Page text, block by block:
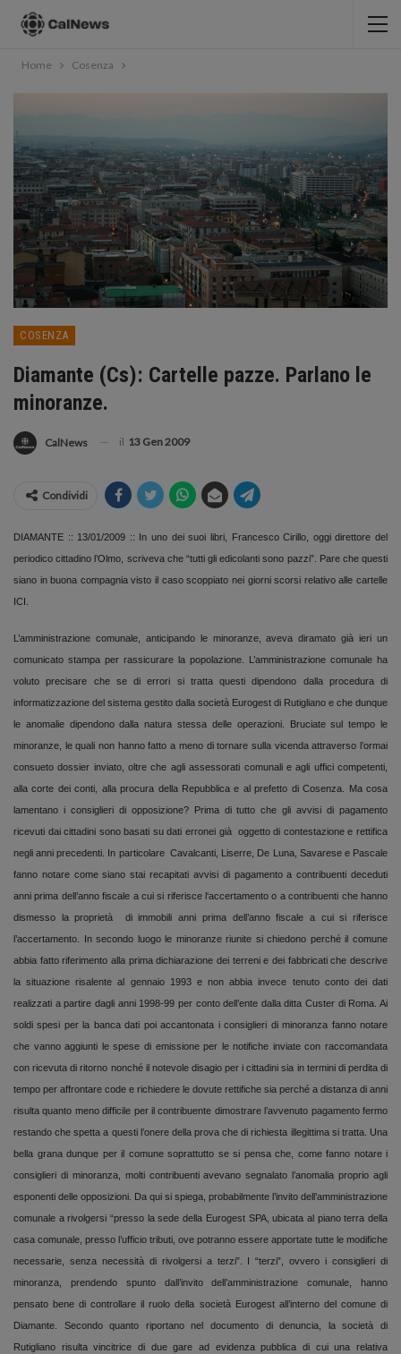
Home Cosenza
COSENZA
Diamante (Cs): Cartelle pazze. Parlano le
minoranze.
CalNews il 13 Gen 2009
Condividi
DIAMANTE :: 13/01/2009 :: In uno dei suoi libri, Francesco Cirillo, oggi direttore del
periodico cittadino l’Olmo, scriveva che “tutti gli edicolanti sono pazzi”. Pare che questi
siano in buona compagnia visto il caso scoppiato nei giorni scorsi relativo alle cartelle
ICI.
L’amministrazione comunale, anticipando le minoranze, aveva diramato già ieri un
comunicato stampa per rassicurare la popolazione. L’amministrazione comunale ha
voluto precisare che se di errori si tratta questi dipendono dalla procedura di
informatizzazione del sistema gestito dalla società Eurogest di Rutigliano e che dunque
le anomalie dipendono dalla natura stessa delle operazioni. Bruciate sul tempo le
minoranze, le quali non hanno fatto a meno di tornare sulla vicenda attraverso l’ormai
consueto dossier inviato, oltre che agli assessorati comunali e agli uffici competenti,
alla corte dei conti, alla procura della Repubblica e al prefetto di Cosenza. Ma cosa
lamentano i consiglieri di opposizione? Prima di tutto che gli avvisi di pagamento
ricevuti dai cittadini sono basati su dati erronei già oggetto di contestazione e rettifica
negli anni precedenti. In particolare Cavalcanti, Liserre, De Luna, Savarese e Pascale
fanno notare come siano stai recapitati avvisi di pagamento a contribuenti deceduti
anni prima dell’anno fiscale a cui si riferisce l‘accertamento o a contribuenti che hanno
dismesso la proprietà di immobili anni prima dell’anno fiscale a cui si riferisce
l’accertamento. In secondo luogo le minoranze riunite si chiedono perché il comune
abbia fatto riferimento alla prima dichiarazione dei terreni e dei fabbricati che descrive
la situazione risalente al gennaio 1993 e non abbia invece tenuto conto dei dati
realizzati a partire dagli anni 1998-99 per conto dell’ente dalla ditta Custer di Roma. Ai
soldi spesi per la banca dati poi accantonata i consiglieri di minoranza fanno notare
che vanno aggiunti le spese di emissione per le notifiche inviate con raccomandata
con ricevuta di ritorno nonché il notevole disagio per i cittadini sia in termini di perdita di
tempo per affrontare code e richiedere le dovute rettifiche sia perché a distanza di anni
risulta quanto meno difficile per il contribuente dimostrare l’avvenuto pagamento fermo
restando che spetta a questi l’onere della prova che di richiesta illegittima si tratta. Una
bella grana dunque per il comune soprattutto se si pensa che, come fanno notare i
consiglieri di minoranza, molti contribuenti avevano segnalato l’anomalia proprio agli
esponenti delle opposizioni. Da qui si spiega, probabilmente l’invito dell’amministrazione
comunale a rivolgersi “presso la sede della Eurogest SPA, ubicata al piano terra della
casa comunale, presso l’ufficio tributi, ove potranno essere apportate tutte le modifiche
necessarie, senza necessità di rivolgersi a terzi”. I “terzi”, ovvero i consiglieri di
minoranza, prendendo spunto dall’invito dell’amministrazione comunale, hanno
pensato bene di controllare il ruolo della società Eurogest all’interno del comune di
Diamante. Secondo quanto riportano nel documento di denuncia, la società di
Rutigliano risulta vincitrice di due gare ad evidenza pubblica di cui una relativa